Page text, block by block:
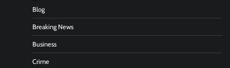
Blog
Breaking News
Business
Crime